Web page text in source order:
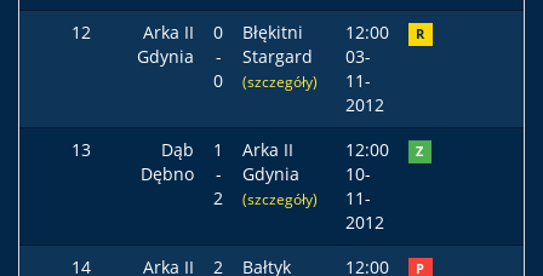
12
Arka II
Gdynia
0
-
0
Błękitni
Stargard
(szczegóły)
12:00
03-
11-
2012
R
13
Dąb
Dębno
1
-
2
Arka II
Gdynia
(szczegóły)
12:00
10-
11-
2012
Z
14
Arka II
2
Bałtyk
12:00
P